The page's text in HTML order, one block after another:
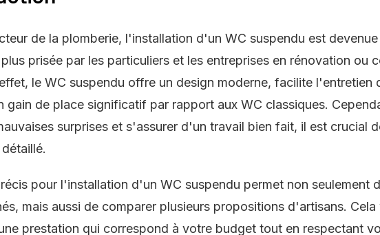
de la plomberie, l'installation d'un WC suspendu est
prisée par les particuliers et les entreprises en rénovation ou
le WC suspendu offre un design moderne, facilite l'entretien
gain de place significatif par rapport aux WC classiques.
surprises et s'assurer d'un travail bien fait, il est crucial
pour l'installation d'un WC suspendu permet non seulement
mais aussi de comparer plusieurs propositions d'artisans. Cela
prestation qui correspond à votre budget tout en respectant